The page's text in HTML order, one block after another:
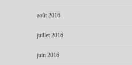
août 2016
juillet 2016
juin 2016